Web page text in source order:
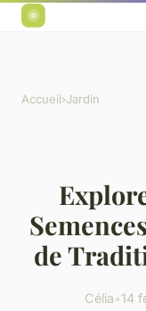
Accueil›Jardin
de
Célia•14